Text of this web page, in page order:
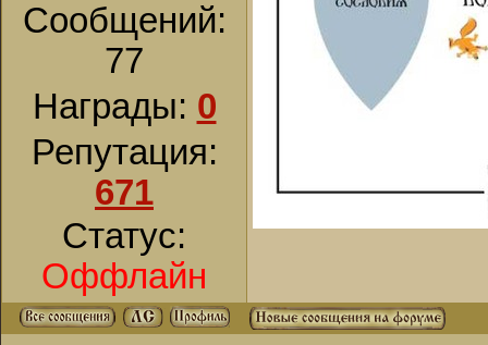
Сообщений:
77
Награды: 0
Репутация:
671
Статус:
Оффлайн